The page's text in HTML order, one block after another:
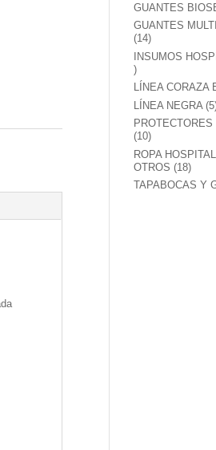
GUANTES
GUANTES
1414
productos
INSUMOS
18
productos
LÍNEA CORAZA
LÍNEA NEGRA 5
1010
productos
ROPA
OTROS
1818
TAPABOCAS Y